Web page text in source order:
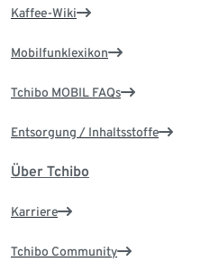
Kaffee-Wiki
Mobilfunklexikon
Tchibo MOBIL FAQs
Entsorgung / Inhaltsstoffe
Über Tchibo
Karriere
Tchibo Community